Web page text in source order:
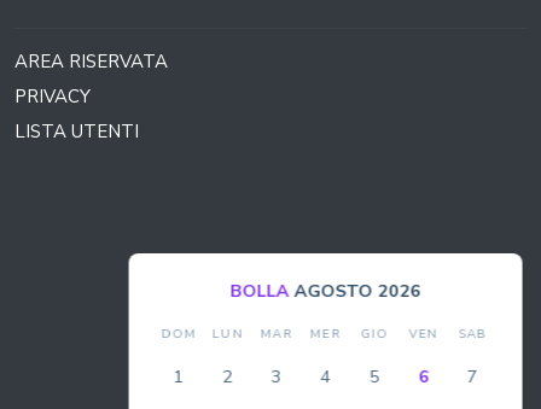
AREA RISERVATA
PRIVACY
LISTA UTENTI
BOLLA AGOSTO 2026
LUN MAR MER GIO VEN SAB
2 3 4 5 6 7